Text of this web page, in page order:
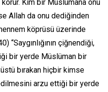
Kim bir Müslümana onu
Allah da onu dediğinden
köprüsü üzerinde
“Saygınlığının çiğnendiği,
bir yerde Müslüman bir
bırakan hiçbir kimse
arzu ettiği bir yerde